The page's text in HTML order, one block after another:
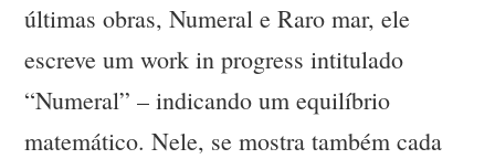
últimas obras, Numeral e Raro mar, ele
escreve um work in progress intitulado
“Numeral” – indicando um equilíbrio
matemático. Nele, se mostra também cada